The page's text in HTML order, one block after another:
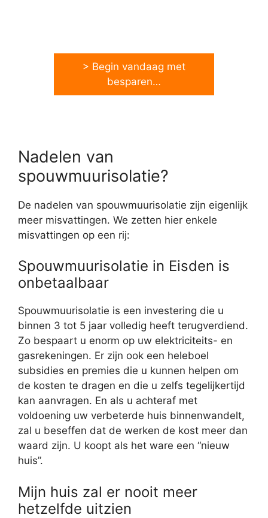
> Begin vandaag met
besparen…
Nadelen van
spouwmuurisolatie?
De nadelen van spouwmuurisolatie zijn eigenlijk
meer misvattingen. We zetten hier enkele
misvattingen op een rij:
Spouwmuurisolatie in Eisden is
onbetaalbaar
Spouwmuurisolatie is een investering die u
binnen 3 tot 5 jaar volledig heeft terugverdiend.
Zo bespaart u enorm op uw elektriciteits- en
gasrekeningen. Er zijn ook een heleboel
subsidies en premies die u kunnen helpen om
de kosten te dragen en die u zelfs tegelijkertijd
kan aanvragen. En als u achteraf met
voldoening uw verbeterde huis binnenwandelt,
zal u beseffen dat de werken de kost meer dan
waard zijn. U koopt als het ware een “nieuw
huis”.
Mijn huis zal er nooit meer
hetzelfde uitzien